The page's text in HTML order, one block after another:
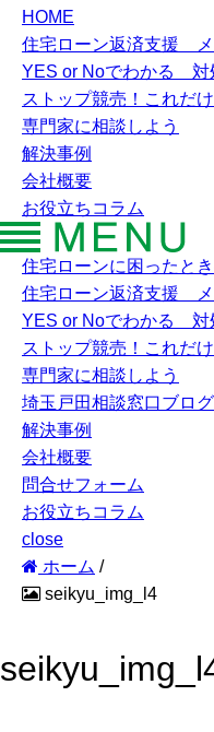
HOME
住宅ローン返済支援
YES or Noでわかる 対
ストップ競売！これだ
専門家に相談しよう
解決事例
会社概要
お役立ちコラム
住宅ローンに困ったと
住宅ローン返済支援
YES or Noでわかる 対
ストップ競売！これだ
専門家に相談しよう
埼玉戸田相談窓口ブログ
解決事例
会社概要
問合せフォーム
お役立ちコラム
close
ホーム /
seikyu_img_l4